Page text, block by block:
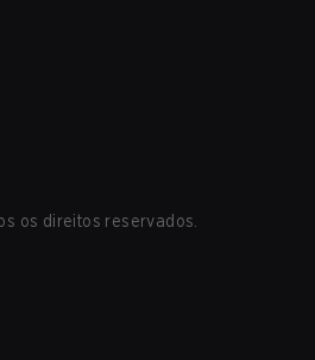
os direitos reservados.